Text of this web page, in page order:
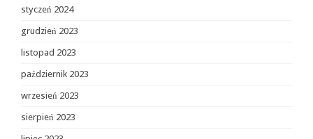
styczeń 2024
grudzień 2023
listopad 2023
październik 2023
wrzesień 2023
sierpień 2023